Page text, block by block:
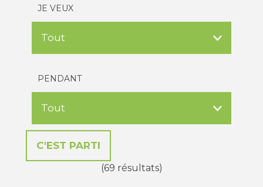
JE VEUX
PENDANT
(69 résultats)